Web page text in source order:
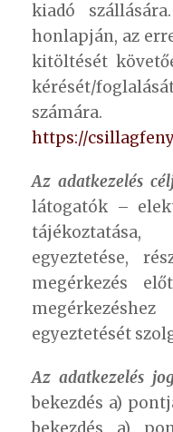
kiadó
honlapján, az
kitöltését
kérését/
számára.
https://
Az adatkezelés
látogatók –
egyeztetése,
megérkezés
egyeztetését
Az adatkezelés
bekezdés a)